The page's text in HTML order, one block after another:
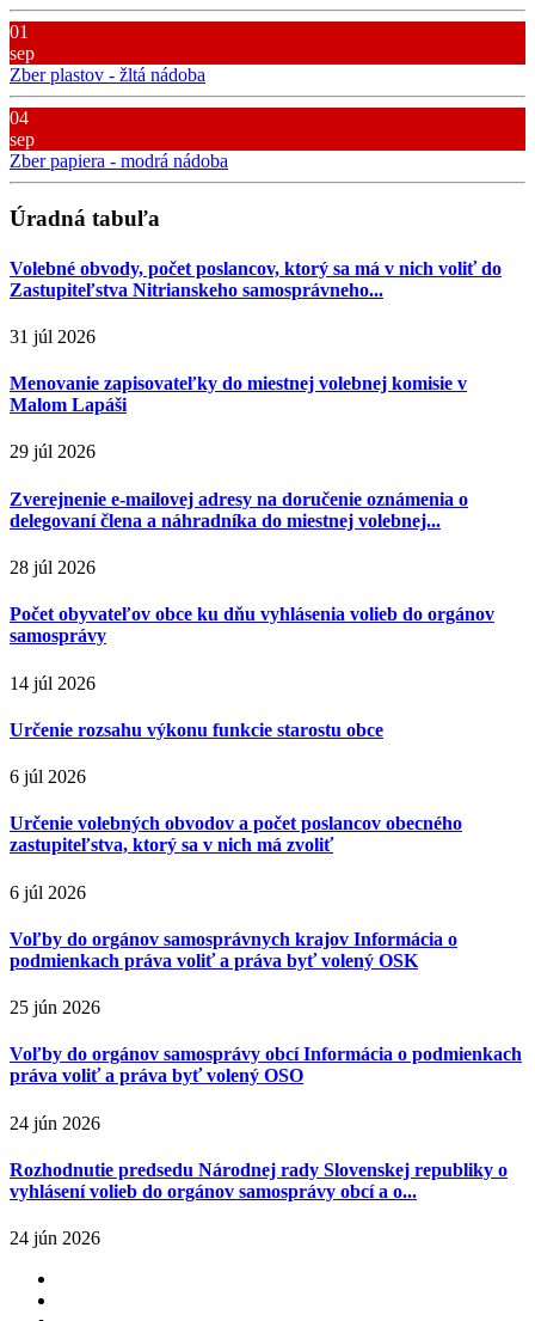
01
sep
Zber plastov - žltá nádoba
04
sep
Zber papiera - modrá nádoba
Úradná tabuľa
Volebné obvody, počet poslancov, ktorý sa má v nich voliť do
Zastupiteľstva Nitrianskeho samosprávneho...
31 júl 2026
Menovanie zapisovateľky do miestnej volebnej komisie v
Malom Lapáši
29 júl 2026
Zverejnenie e-mailovej adresy na doručenie oznámenia o
delegovaní člena a náhradníka do miestnej volebnej...
28 júl 2026
Počet obyvateľov obce ku dňu vyhlásenia volieb do orgánov
samosprávy
14 júl 2026
Určenie rozsahu výkonu funkcie starostu obce
6 júl 2026
Určenie volebných obvodov a počet poslancov obecného
zastupiteľstva, ktorý sa v nich má zvoliť
6 júl 2026
Voľby do orgánov samosprávnych krajov Informácia o
podmienkach práva voliť a práva byť volený OSK
25 jún 2026
Voľby do orgánov samosprávy obcí Informácia o podmienkach
práva voliť a práva byť volený OSO
24 jún 2026
Rozhodnutie predsedu Národnej rady Slovenskej republiky o
vyhlásení volieb do orgánov samosprávy obcí a o...
24 jún 2026